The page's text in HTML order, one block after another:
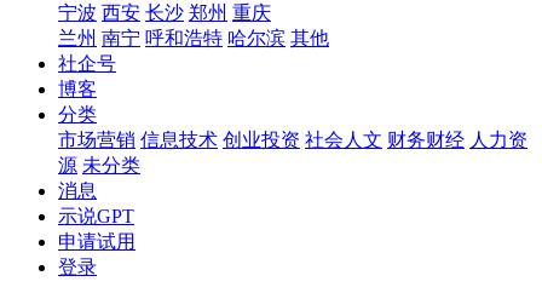
宁波 西安 长沙 郑州 重庆
兰州 南宁 呼和浩特 哈尔滨 其他
社企号
博客
分类
市场营销 信息技术 创业投资 社会人文 财务财经 人力资
源 未分类
消息
示说GPT
申请试用
登录